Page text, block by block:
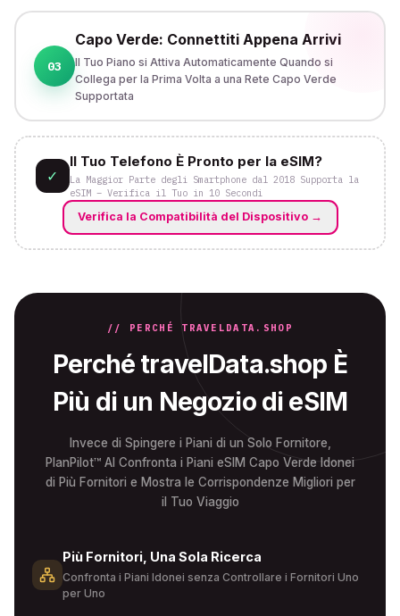
03
Capo Verde: Connettiti Appena Arrivi
Il Tuo Piano si Attiva Automaticamente Quando si
Collega per la Prima Volta a una Rete Capo Verde
Supportata
✓
Il Tuo Telefono È Pronto per la eSIM?
La Maggior Parte degli Smartphone dal 2018 Supporta la
eSIM – Verifica il Tuo in 10 Secondi
Verifica la Compatibilità del Dispositivo →
// PERCHÉ TRAVELDATA.SHOP
Perché travelData.shop È
Più di un Negozio di eSIM
Invece di Spingere i Piani di un Solo Fornitore,
PlanPilot™ AI Confronta i Piani eSIM Capo Verde Idonei
di Più Fornitori e Mostra le Corrispondenze Migliori per
il Tuo Viaggio
Più Fornitori, Una Sola Ricerca
Confronta i Piani Idonei senza Controllare i Fornitori Uno
per Uno